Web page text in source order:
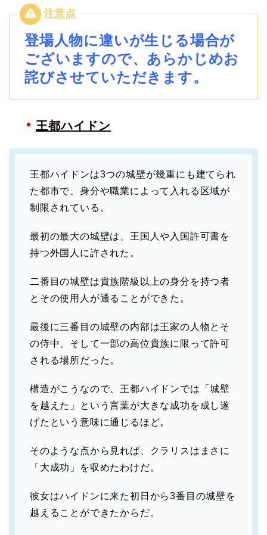
登場人物に違いが生じる場合が
ございますので、あらかじめお
詫びさせていただきます。
王都ハイドン
王都ハイドンは3つの城壁が幾重にも建てられ
た都市で、身分や職業によって入れる区域が
制限されている。
最初の最大の城壁は、王国人や入国許可書を
持つ外国人に許された。
二番目の城壁は貴族階級以上の身分を持つ者
とその使用人が通ることができた。
最後に三番目の城壁の内部は王家の人物とそ
の侍中、そして一部の高位貴族に限って許可
される場所だった。
構造がこうなので、王都ハイドンでは「城壁
を越えた」という言葉が大きな成功を成し遂
げたという意味に通じるほど。
そのような点から見れば、クラリスはまさに
「大成功」を収めたわけだ。
彼女はハイドンに来た初日から3番目の城壁を
越えることができたからだ。